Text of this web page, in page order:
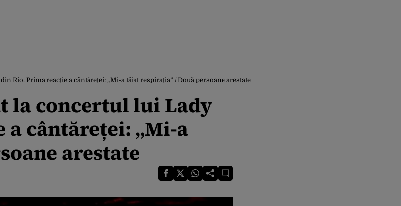
Rio. Prima reacție a cântăreței: „Mi-a tăiat respirația” / Două persoane arestate
la concertul lui Lady
a cântăreței: „Mi-a
arestate